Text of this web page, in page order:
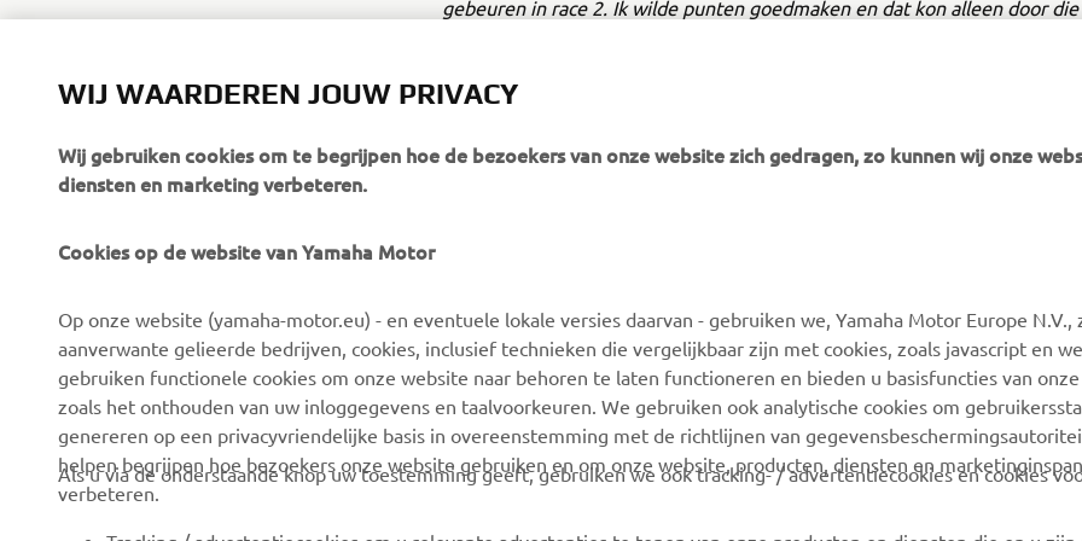
gebeuren in race 2. Ik wilde punten goedmaken en dat kon alleen door
CORPORATE
Over ons
Evenementen
Press
Careers
VOOR BEDRIJVEN
eBike systemen
Autoriteiten
Golfbanen
Eerste hulpverleners
MyYamaha
Yamaha Music
Yamaha Racing
Yamaha Motor Global
Webshop-ondersteuning
Onderdelencatalogus
Boek een
onderhoudsbeurt
Zoek een Yamaha-dealer
WIJ WAARDEREN JOUW PRIVACY
Wij gebruiken cookies om te begrijpen hoe de bezoekers van onze website zich gedragen, zo kunnen wij onze
diensten en marketing verbeteren.
Cookies op de website van Yamaha Motor
Op onze website (yamaha-motor.eu) - en eventuele lokale versies daarvan - gebruiken we, Yamaha Motor Europe N.V.,
aanverwante gelieerde bedrijven, cookies, inclusief technieken die vergelijkbaar zijn met cookies, zoals javascript en
gebruiken functionele cookies om onze website naar behoren te laten functioneren en bieden u basisfuncties van
zoals het onthouden van uw inloggegevens en taalvoorkeuren. We gebruiken ook analytische cookies om
genereren op een privacyvriendelijke basis in overeenstemming met de richtlijnen van
helpen begrijpen hoe bezoekers onze website gebruiken en om onze website, producten, diensten en
verbeteren.
Als u via de onderstaande knop uw toestemming geeft, gebruiken we ook tracking- / advertentiecookies en cookies